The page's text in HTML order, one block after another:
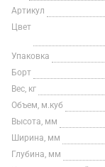
Артикул
Цвет
Упаковка
Борт
Вес, кг
Объем, м.куб
Высота, мм
Ширина, мм
Глубина, мм